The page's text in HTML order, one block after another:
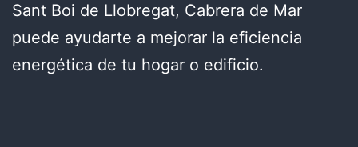
Sant Boi de Llobregat, Cabrera de Mar
puede ayudarte a mejorar la eficiencia
energética de tu hogar o edificio.